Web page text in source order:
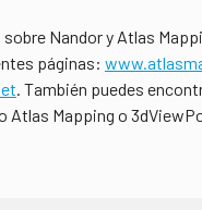
Nandor y Atlas
páginas:
. También puedes
Atlas Mapping o